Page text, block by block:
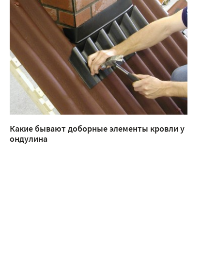
Какие бывают доборные элементы кровли у
ондулина